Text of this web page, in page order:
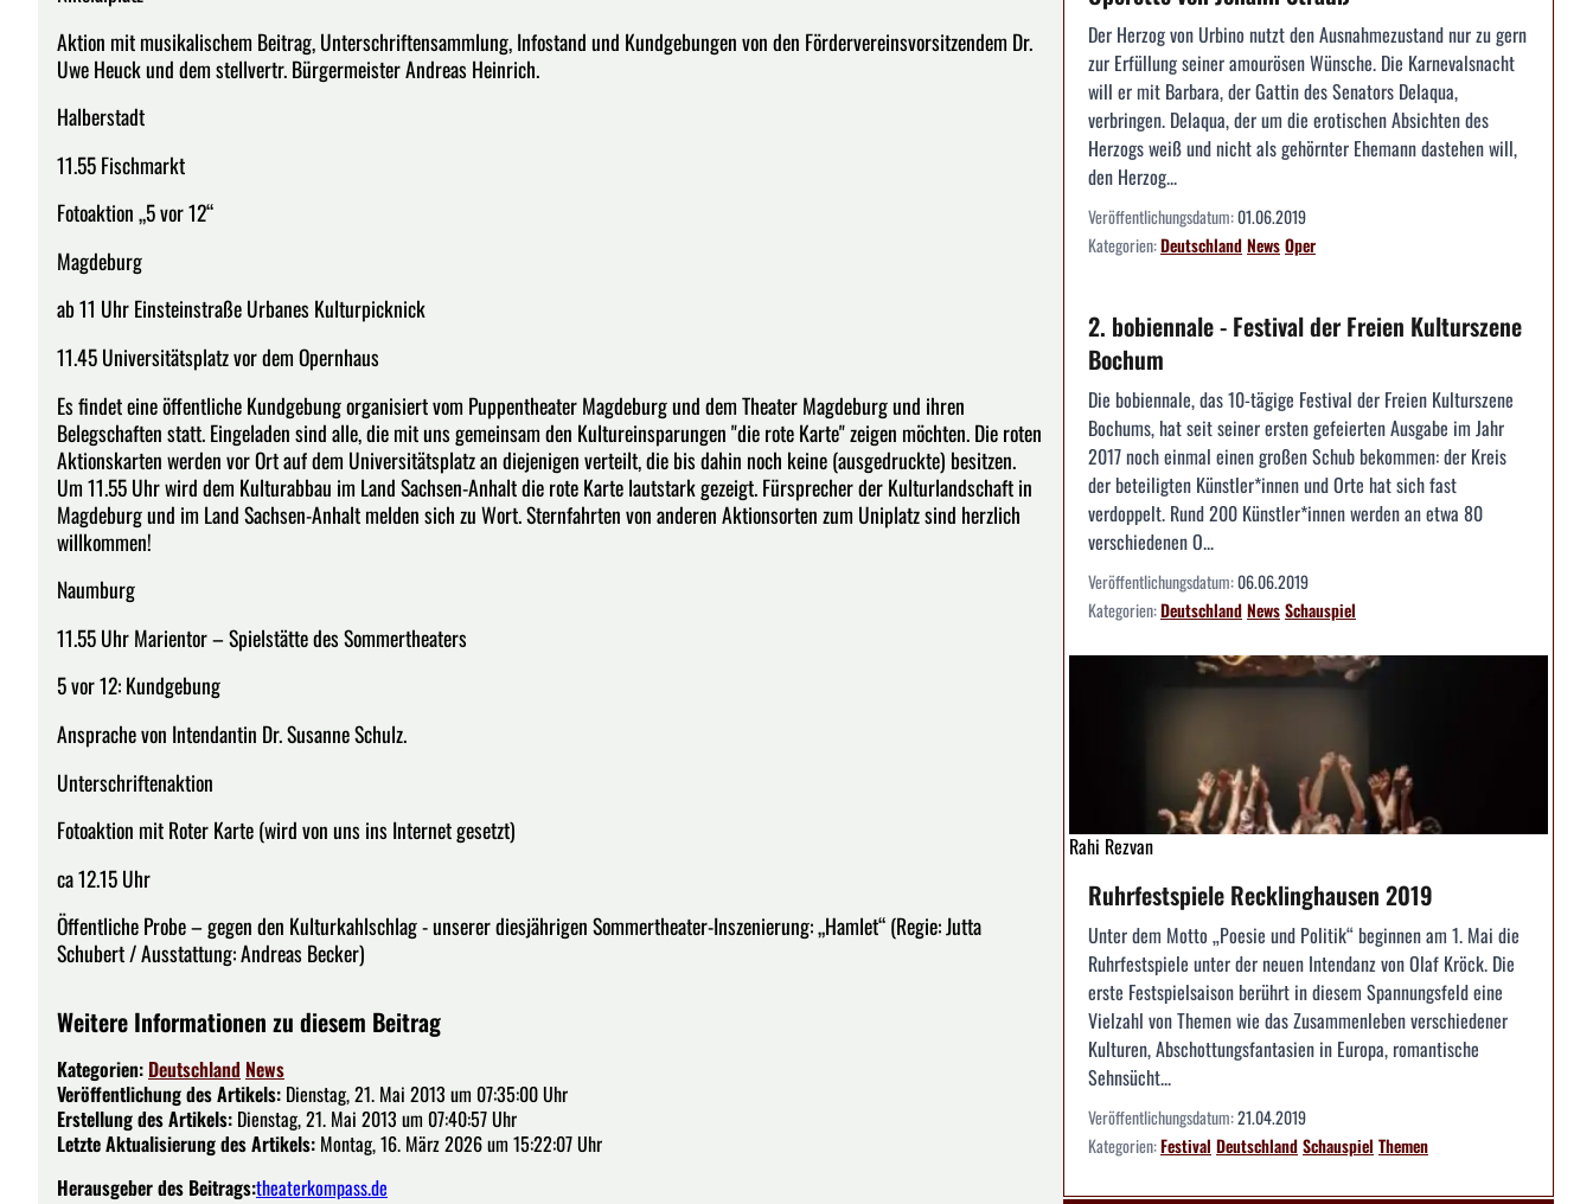
Aktion mit musikalischem Beitrag, Unterschriftensammlung, Infostand und Kundgebungen von den Fördervereinsvorsitzendem Dr.
Uwe Heuck und dem stellvertr. Bürgermeister Andreas Heinrich.
Halberstadt
11.55 Fischmarkt
Fotoaktion „5 vor 12“
Magdeburg
ab 11 Uhr Einsteinstraße Urbanes Kulturpicknick
11.45 Universitätsplatz vor dem Opernhaus
Es findet eine öffentliche Kundgebung organisiert vom Puppentheater Magdeburg und dem Theater Magdeburg und ihren
Belegschaften statt. Eingeladen sind alle, die mit uns gemeinsam den Kultureinsparungen "die rote Karte" zeigen möchten. Die roten
Aktionskarten werden vor Ort auf dem Universitätsplatz an diejenigen verteilt, die bis dahin noch keine (ausgedruckte) besitzen.
Um 11.55 Uhr wird dem Kulturabbau im Land Sachsen-Anhalt die rote Karte lautstark gezeigt. Fürsprecher der Kulturlandschaft in
Magdeburg und im Land Sachsen-Anhalt melden sich zu Wort. Sternfahrten von anderen Aktionsorten zum Uniplatz sind herzlich
willkommen!
Naumburg
11.55 Uhr Marientor – Spielstätte des Sommertheaters
5 vor 12: Kundgebung
Ansprache von Intendantin Dr. Susanne Schulz.
Unterschriftenaktion
Fotoaktion mit Roter Karte (wird von uns ins Internet gesetzt)
ca 12.15 Uhr
Öffentliche Probe – gegen den Kulturkahlschlag - unserer diesjährigen Sommertheater-Inszenierung: „Hamlet“ (Regie: Jutta
Schubert / Ausstattung: Andreas Becker)
Weitere Informationen zu diesem Beitrag
Kategorien: Deutschland News
Veröffentlichung des Artikels: Dienstag, 21. Mai 2013 um 07:35:00 Uhr
Erstellung des Artikels: Dienstag, 21. Mai 2013 um 07:40:57 Uhr
Letzte Aktualisierung des Artikels: Montag, 16. März 2026 um 15:22:07 Uhr
Herausgeber des Beitrags:theaterkompass.de
Der Herzog von Urbino nutzt den Ausnahmezustand nur zu gern
zur Erfüllung seiner amourösen Wünsche. Die Karnevalsnacht
will er mit Barbara, der Gattin des Senators Delaqua,
verbringen. Delaqua, der um die erotischen Absichten des
Herzogs weiß und nicht als gehörnter Ehemann dastehen will,
den Herzog...
Veröffentlichungsdatum:01.06.2019
Kategorien:DeutschlandNewsOper
2. bobiennale - Festival der Freien Kulturszene
Bochum
Die bobiennale, das 10-tägige Festival der Freien Kulturszene
Bochums, hat seit seiner ersten gefeierten Ausgabe im Jahr
2017 noch einmal einen großen Schub bekommen: der Kreis
der beteiligten Künstler*innen und Orte hat sich fast
verdoppelt. Rund 200 Künstler*innen werden an etwa 80
verschiedenen O...
Veröffentlichungsdatum:06.06.2019
Kategorien:DeutschlandNewsSchauspiel
Rahi Rezvan
Ruhrfestspiele Recklinghausen 2019
Unter dem Motto „Poesie und Politik“ beginnen am 1. Mai die
Ruhrfestspiele unter der neuen Intendanz von Olaf Kröck. Die
erste Festspielsaison berührt in diesem Spannungsfeld eine
Vielzahl von Themen wie das Zusammenleben verschiedener
Kulturen, Abschottungsfantasien in Europa, romantische
Sehnsücht...
Veröffentlichungsdatum:21.04.2019
Kategorien:Festival DeutschlandSchauspiel Themen